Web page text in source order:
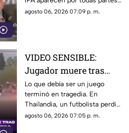
Pero, ¿qué significa realmente
agosto 06, 2026 07:09 p. m.
VIDEO SENSIBLE:
Jugador muere tras
impacto de rayo
durante partido
Lo que debía ser un juego
terminó en tragedia. En
Thailandia, un futbolista perdió
la vida al ser alcanzado por un
agosto 06, 2026 07:05 p. m.